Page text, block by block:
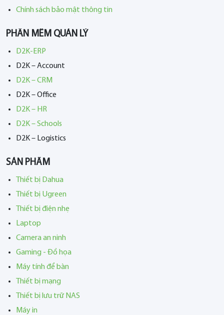
Chính sách bảo mật thông tin
PHẦN MỀM QUẢN LÝ
D2K-ERP
D2K – Account
D2K – CRM
D2K – Office
D2K – HR
D2K – Schools
D2K – Logistics
SẢN PHẨM
Thiết bị Dahua
Thiết bị Ugreen
Thiết bị điện nhẹ
Laptop
Camera an ninh
Gaming - Đồ họa
Máy tính để bàn
Thiết bị mạng
Thiết bị lưu trữ NAS
Máy in